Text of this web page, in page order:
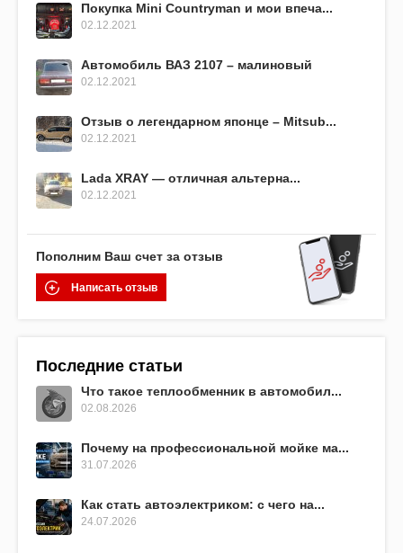
Покупка Mini Countryman и мои впеча...
02.12.2021
Автомобиль ВАЗ 2107 – малиновый
02.12.2021
Отзыв о легендарном японце – Mitsub...
02.12.2021
Lada XRAY — отличная альтерна...
02.12.2021
Пополним Ваш счет за отзыв
Написать отзыв
Последние статьи
Что такое теплообменник в автомобил...
02.08.2026
Почему на профессиональной мойке ма...
31.07.2026
Как стать автоэлектриком: с чего на...
24.07.2026